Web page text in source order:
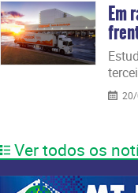
Em
Ver todos os